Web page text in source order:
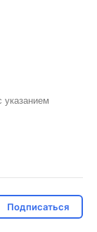
Подписаться